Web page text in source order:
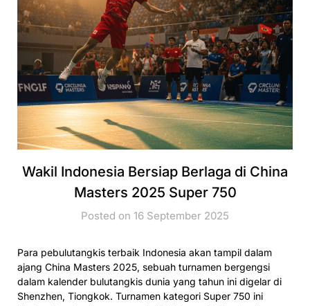
Wakil Indonesia Bersiap Berlaga di China
Masters 2025 Super 750
Posted on 16 September 2025
Para pebulutangkis terbaik Indonesia akan tampil dalam
ajang China Masters 2025, sebuah turnamen bergengsi
dalam kalender bulutangkis dunia yang tahun ini digelar di
Shenzhen, Tiongkok. Turnamen kategori Super 750 ini